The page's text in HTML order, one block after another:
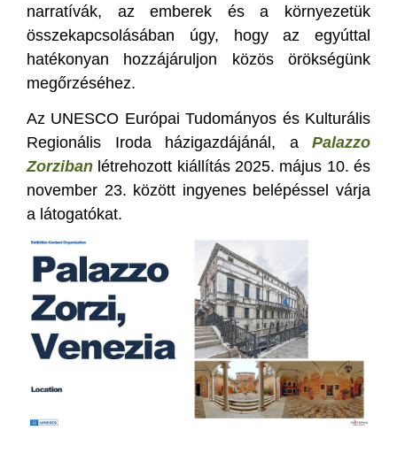
narratívák, az emberek és a környezetük
összekapcsolásában úgy, hogy az egyúttal
hatékonyan hozzájáruljon közös örökségünk
megőrzéséhez.
Az UNESCO Európai Tudományos és Kulturális
Regionális Iroda házigazdájánál, a Palazzo
Zorziban létrehozott kiállítás 2025. május 10. és
november 23. között ingyenes belépéssel várja
a látogatókat.